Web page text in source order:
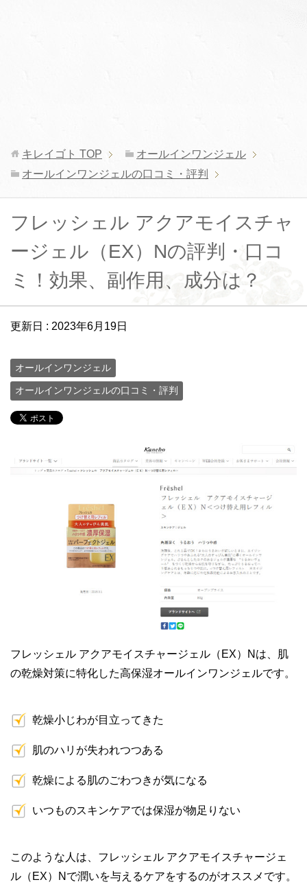
キレイゴト TOP
オールインワンジェル
オールインワンジェルの口コミ・評判
フレッシェル アクアモイスチャ
ージェル（EX）Nの評判・口コ
ミ！効果、副作用、成分は？
更新日 : 2023年6月19日
オールインワンジェル
オールインワンジェルの口コミ・評判
フレッシェル アクアモイスチャージェル（EX）Nは、肌
の乾燥対策に特化した高保湿オールインワンジェルです。
乾燥小じわが目立ってきた
肌のハリが失われつつある
乾燥による肌のごわつきが気になる
いつものスキンケアでは保湿が物足りない
このような人は、フレッシェル アクアモイスチャージェ
ル（EX）Nで潤いを与えるケアをするのがオススメです。